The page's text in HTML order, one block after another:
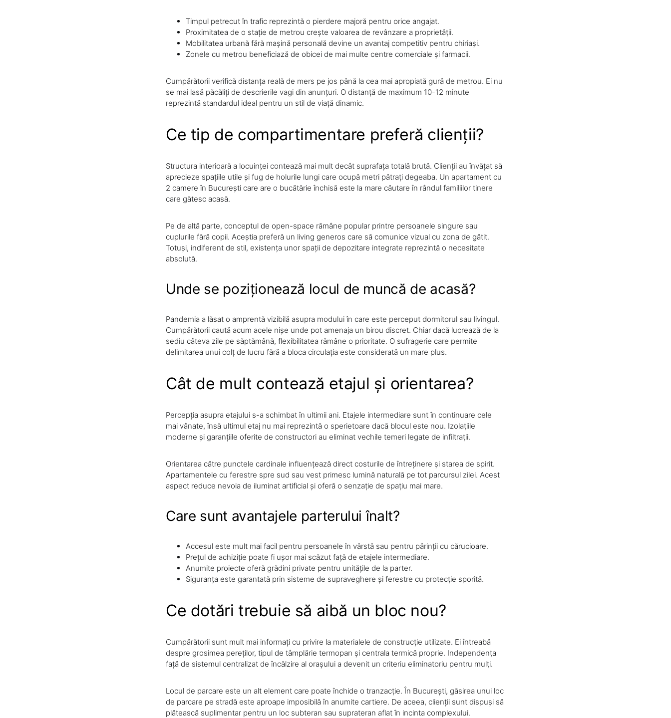
Timpul petrecut în trafic reprezintă o pierdere majoră pentru orice angajat.
Proximitatea de o stație de metrou crește valoarea de revânzare a proprietății.
Mobilitatea urbană fără mașină personală devine un avantaj competitiv pentru chiriași.
Zonele cu metrou beneficiază de obicei de mai multe centre comerciale și farmacii.
Cumpărătorii verifică distanța reală de mers pe jos până la cea mai apropiată gură de metrou. Ei nu
se mai lasă păcăliți de descrierile vagi din anunțuri. O distanță de maximum 10-12 minute
reprezintă standardul ideal pentru un stil de viață dinamic.
Ce tip de compartimentare preferă clienții?
Structura interioară a locuinței contează mai mult decât suprafața totală brută. Clienții au învățat să
aprecieze spațiile utile și fug de holurile lungi care ocupă metri pătrați degeaba. Un apartament cu
2 camere în București care are o bucătărie închisă este la mare căutare în rândul familiilor tinere
care gătesc acasă.
Pe de altă parte, conceptul de open-space rămâne popular printre persoanele singure sau
cuplurile fără copii. Aceștia preferă un living generos care să comunice vizual cu zona de gătit.
Totuși, indiferent de stil, existența unor spații de depozitare integrate reprezintă o necesitate
absolută.
Unde se poziționează locul de muncă de acasă?
Pandemia a lăsat o amprentă vizibilă asupra modului în care este perceput dormitorul sau livingul.
Cumpărătorii caută acum acele nișe unde pot amenaja un birou discret. Chiar dacă lucrează de la
sediu câteva zile pe săptămână, flexibilitatea rămâne o prioritate. O sufragerie care permite
delimitarea unui colț de lucru fără a bloca circulația este considerată un mare plus.
Cât de mult contează etajul și orientarea?
Percepția asupra etajului s-a schimbat în ultimii ani. Etajele intermediare sunt în continuare cele
mai vânate, însă ultimul etaj nu mai reprezintă o sperietoare dacă blocul este nou. Izolațiile
moderne și garanțiile oferite de constructori au eliminat vechile temeri legate de infiltrații.
Orientarea către punctele cardinale influențează direct costurile de întreținere și starea de spirit.
Apartamentele cu ferestre spre sud sau vest primesc lumină naturală pe tot parcursul zilei. Acest
aspect reduce nevoia de iluminat artificial și oferă o senzație de spațiu mai mare.
Care sunt avantajele parterului înalt?
Accesul este mult mai facil pentru persoanele în vârstă sau pentru părinții cu cărucioare.
Prețul de achiziție poate fi ușor mai scăzut față de etajele intermediare.
Anumite proiecte oferă grădini private pentru unitățile de la parter.
Siguranța este garantată prin sisteme de supraveghere și ferestre cu protecție sporită.
Ce dotări trebuie să aibă un bloc nou?
Cumpărătorii sunt mult mai informați cu privire la materialele de construcție utilizate. Ei întreabă
despre grosimea pereților, tipul de tâmplărie termopan și centrala termică proprie. Independența
față de sistemul centralizat de încălzire al orașului a devenit un criteriu eliminatoriu pentru mulți.
Locul de parcare este un alt element care poate închide o tranzacție. În București, găsirea unui loc
de parcare pe stradă este aproape imposibilă în anumite cartiere. De aceea, clienții sunt dispuși să
plătească suplimentar pentru un loc subteran sau suprateran aflat în incinta complexului.